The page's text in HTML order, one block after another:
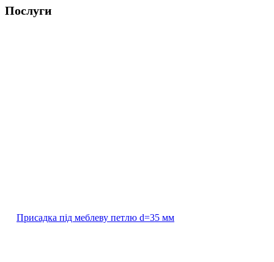
Послуги
Присадка під меблеву петлю d=35 мм